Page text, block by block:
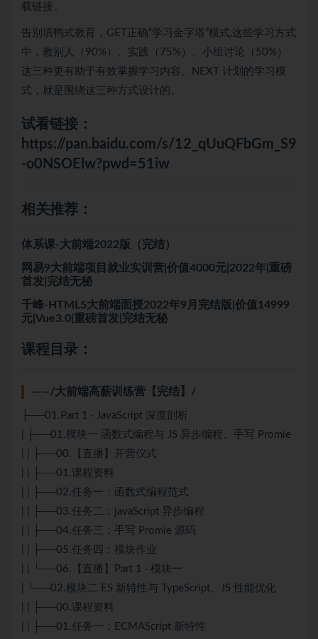
载链接。
告别填鸭式教育，GET正确“学习金字塔”模式,这些学习方式
中，教别人（90%）、实践（75%）、小组讨论（50%）
这三种更有助于有效掌握学习内容。NEXT 计划的学习模
式，就是围绕这三种方式设计的。
试看链接：
https://pan.baidu.com/s/12_qUuQFbGm_S9
-o0NSOElw?pwd=51iw
相关推荐：
体系课-大前端2022版（完结）
网易9大前端项目就业实训营|价值4000元|2022年|重磅
首发|完结无秘
千峰-HTML5大前端面授2022年9月完结版|价值14999
元|Vue3.0|重磅首发|完结无秘
课程目录：
——/大前端高薪训练营【完结】/
├──01.Part 1 · JavaScript 深度剖析
| ├──01.模块一 函数式编程与 JS 异步编程、手写 Promie
| | ├──00.【直播】开营仪式
| | ├──01.课程资料
| | ├──02.任务一：函数式编程范式
| | ├──03.任务二：javaScript 异步编程
| | ├──04.任务三：手写 Promie 源码
| | ├──05.任务四：模块作业
| | └──06.【直播】Part 1 · 模块一
| └──02.模块二 ES 新特性与 TypeScript、JS 性能优化
| | ├──00.课程资料
| | ├──01.任务一：ECMAScript 新特性